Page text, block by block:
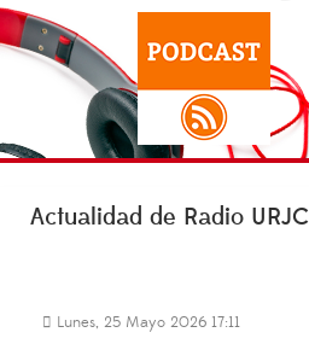
Actualidad de Radio URJC
Lunes, 25 Mayo 2026 17:11